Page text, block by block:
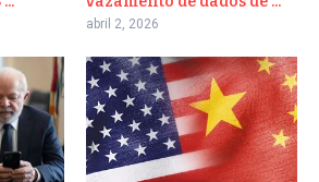
abril 2, 2026